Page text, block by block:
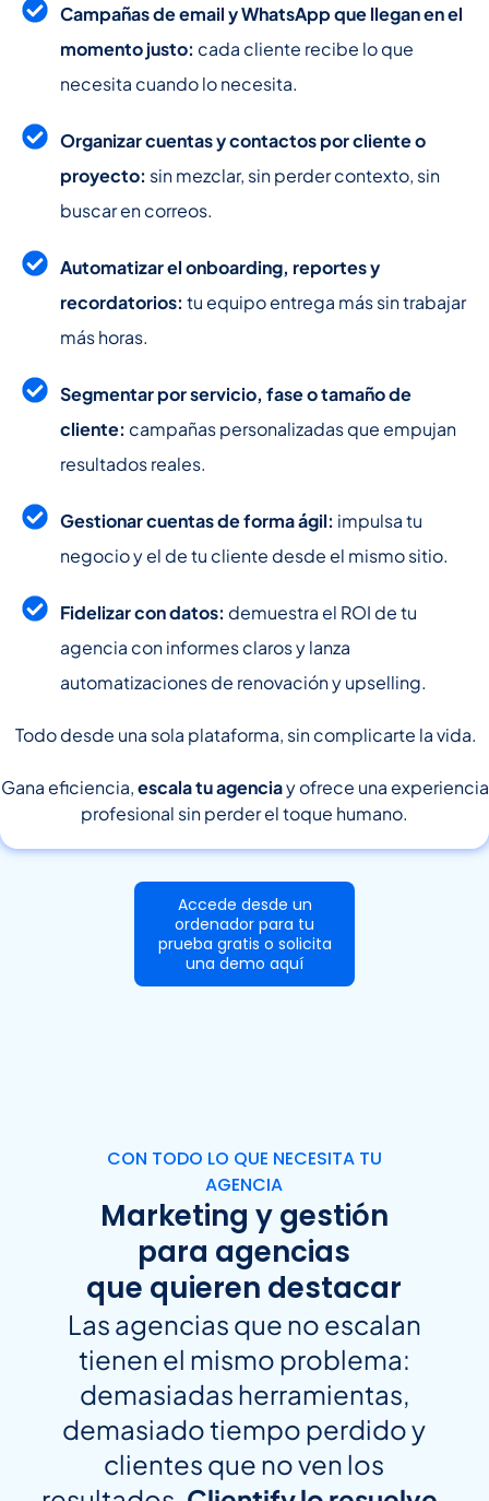
Campañas de email y WhatsApp que llegan en el
momento justo: cada cliente recibe lo que
necesita cuando lo necesita.
Organizar cuentas y contactos por cliente o
proyecto: sin mezclar, sin perder contexto, sin
buscar en correos.
Automatizar el onboarding, reportes y
recordatorios: tu equipo entrega más sin trabajar
más horas.
Segmentar por servicio, fase o tamaño de
cliente: campañas personalizadas que empujan
resultados reales.
Gestionar cuentas de forma ágil: impulsa tu
negocio y el de tu cliente desde el mismo sitio.
Fidelizar con datos: demuestra el ROI de tu
agencia con informes claros y lanza
automatizaciones de renovación y upselling.
Todo desde una sola plataforma, sin complicarte la vida.
Gana eficiencia,escala tu agenciay ofrece una experiencia
profesional sin perder el toque humano.
Accede desde un
ordenador para tu
prueba gratis o solicita
una demo aquí
CON TODO LO QUE NECESITA TU
AGENCIA
Marketing y gestión
para agencias
que quieren destacar
Las agencias que no escalan
tienen el mismo problema:
demasiadas herramientas,
demasiado tiempo perdido y
clientes que no ven los